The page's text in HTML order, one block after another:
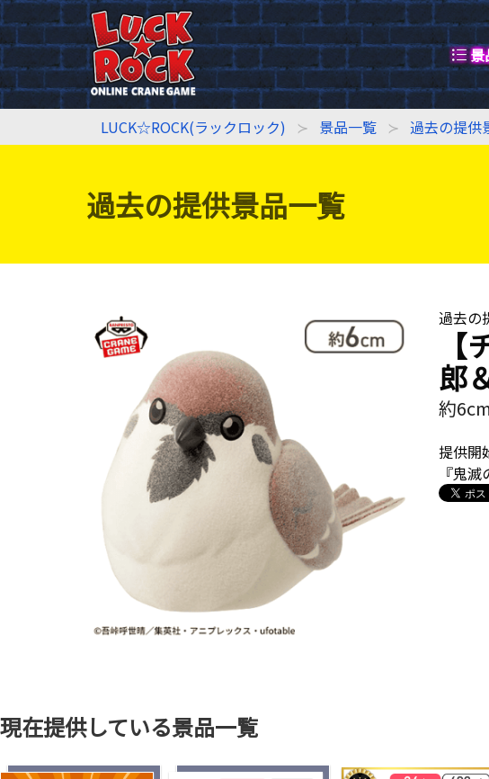
景
LUCK☆ROCK(ラックロック) 景品一覧 過去の提供
過去の提供景品一覧
過去の
郎
約
提供開
『鬼
現在提供している景品一覧